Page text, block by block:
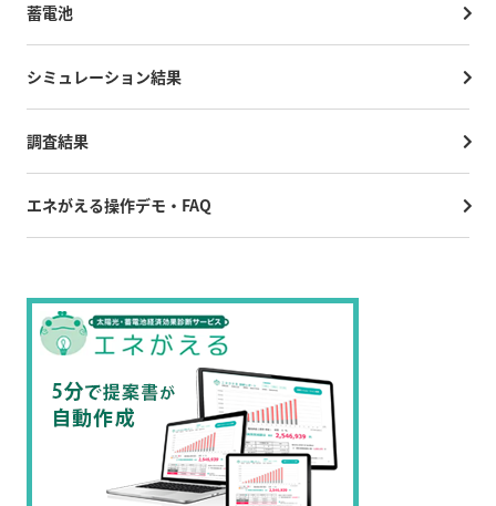
蓄電池
シミュレーション結果
調査結果
エネがえる操作デモ・FAQ